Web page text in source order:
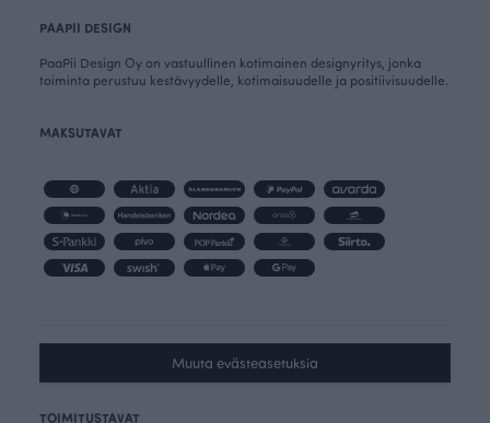
PAAPII DESIGN
PaaPii Design Oy on vastuullinen kotimainen designyritys, jonka
toiminta perustuu kestävyydelle, kotimaisuudelle ja positiivisuudelle.
MAKSUTAVAT
Muuta evästeasetuksia
TOIMITUSTAVAT